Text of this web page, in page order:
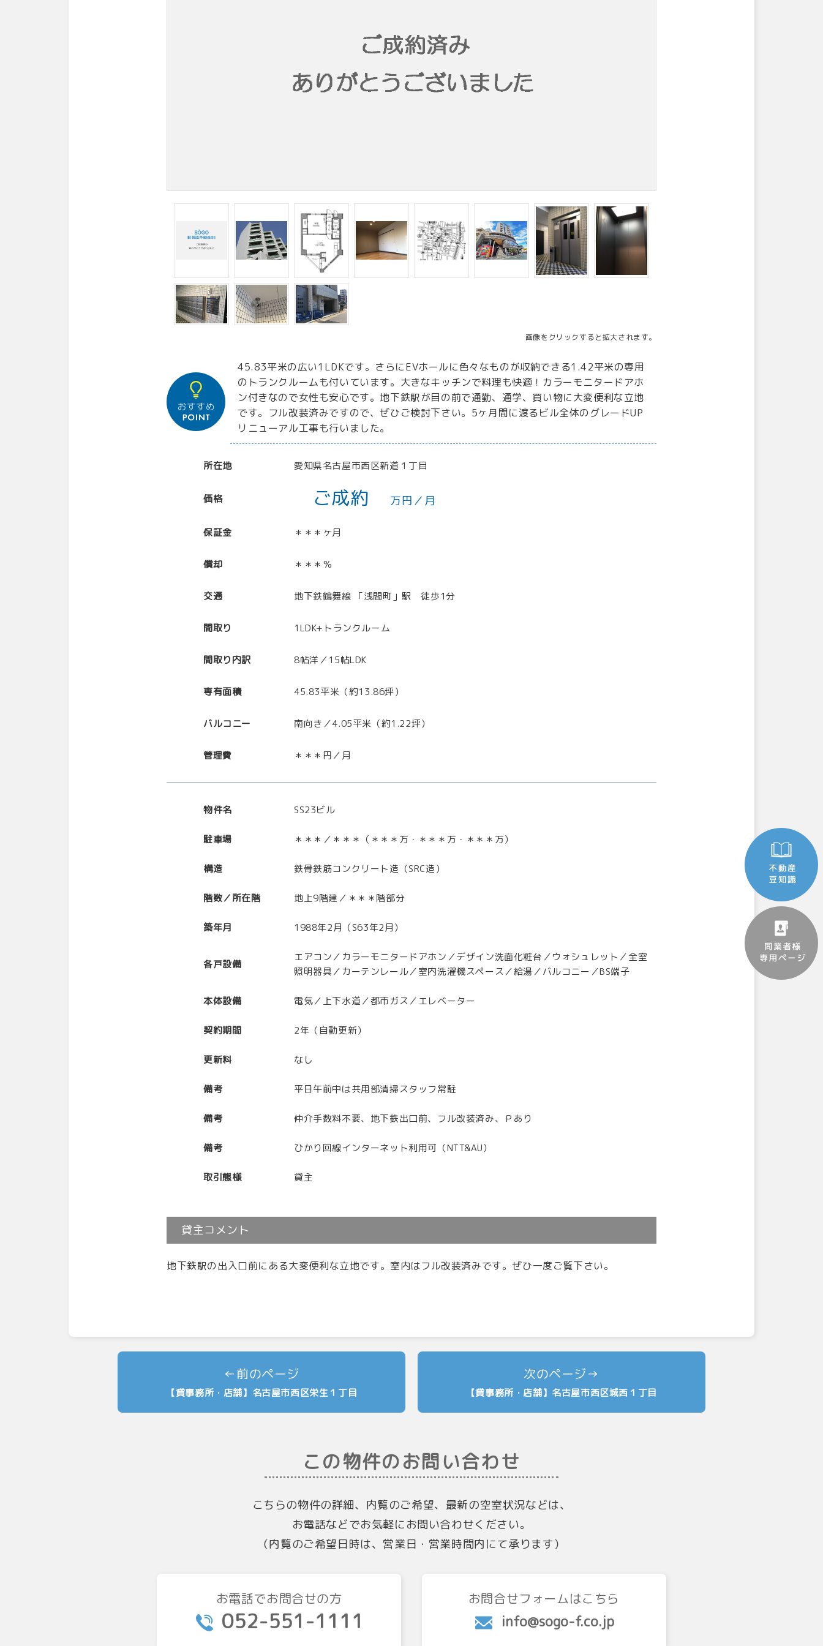
画像をクリックすると拡大されます。
45.83平米の広い1LDKです。さらにEVホールに色々なものが収納できる1.42平米の専用
のトランクルームも付いています。大きなキッチンで料理も快適！カラーモニタードアホ
ン付きなので女性も安心です。地下鉄駅が目の前で通勤、通学、買い物に大変便利な立地
です。フル改装済みですので、ぜひご検討下さい。5ヶ月間に渡るビル全体のグレードUP
リニューアル工事も行いました。
所在地 愛知県名古屋市西区新道１丁目
価格 ご成約 万円／月
保証金 ＊＊＊ヶ月
償却 ＊＊＊％
交通 地下鉄鶴舞線 「浅間町」駅 徒歩1分
間取り 1LDK+トランクルーム
間取り内訳 8帖洋／15帖LDK
専有面積 45.83平米（約13.86坪）
バルコニー 南向き／4.05平米（約1.22坪）
管理費 ＊＊＊円／月
物件名 SS23ビル
駐車場 ＊＊＊／＊＊＊（＊＊＊万・＊＊＊万・＊＊＊万）
構造 鉄骨鉄筋コンクリート造（SRC造）
階数／所在階 地上9階建／＊＊＊階部分
築年月 1988年2月（S63年2月）
各戸設備
エアコン／カラーモニタードアホン／デザイン洗面化粧台／ウォシュレット／全室
照明器具／カーテンレール／室内洗濯機スペース／給湯／バルコニー／BS端子
本体設備 電気／上下水道／都市ガス／エレベーター
契約期間 2年（自動更新）
更新料 なし
備考 平日午前中は共用部清掃スタッフ常駐
備考 仲介手数料不要、地下鉄出口前、フル改装済み、Ｐあり
備考 ひかり回線インターネット利用可（NTT&AU）
取引態様 貸主
貸主コメント
地下鉄駅の出入口前にある大変便利な立地です。室内はフル改装済みです。ぜひ一度ご覧下さい。
【貸事務所・店舗】名古屋市西区栄生１丁目 【貸事務所・店舗】名古屋市西区城西１丁目
この物件のお問い合わせ
こちらの物件の詳細、内覧のご希望、最新の空室状況などは、
お電話などでお気軽にお問い合わせください。
（内覧のご希望日時は、営業日・営業時間内にて承ります）
お電話でお問合せの方
052-551-1111
お問合せフォームはこちら
info@sogo-f.co.jp